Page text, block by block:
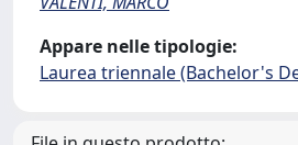
Appare nelle tipologie:
Laurea triennale (Bachelor's